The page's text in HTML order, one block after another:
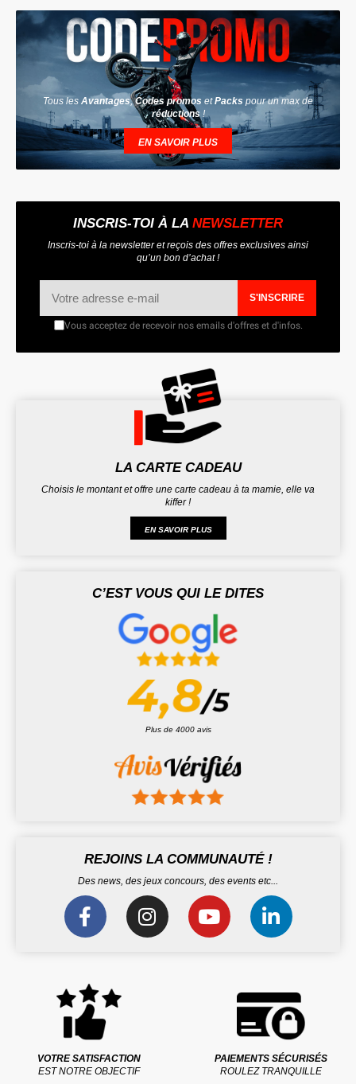
Tous les Avantages,Codes promos etPacks pour un max de
réductions !
EN SAVOIR PLUS
INSCRIS-TOI À LA NEWSLETTER
Inscris-toi à la newsletter et reçois des offres exclusives ainsi
qu’un bon d’achat !
S'INSCRIRE
Vous acceptez de recevoir nos emails d'offres et d'infos.
LA CARTE CADEAU
Choisis le montant et offre une carte cadeau à ta mamie, elle va
kiffer !
EN SAVOIR PLUS
C’EST VOUS QUI LE DITES
Plus de 4000 avis
REJOINS LA COMMUNAUTÉ !
Des news, des jeux concours, des events etc...
VOTRE SATISFACTION
EST NOTRE OBJECTIF
PAIEMENTS SÉCURISÉS
ROULEZ TRANQUILLE